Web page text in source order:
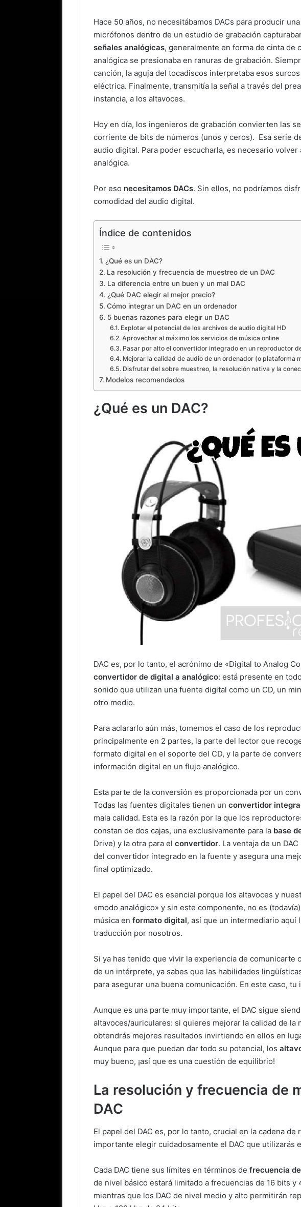
Hace 50 años, no necesitábamos DACs para producir
micrófonos dentro de un estudio de grabación
señales analógicas, generalmente en forma de cinta de
analógica se presionaba en ranuras de grabación.
canción, la aguja del tocadiscos interpretaba esos
eléctrica. Finalmente, transmitía la señal a través del
instancia, a los altavoces.
Hoy en día, los ingenieros de grabación convierten las
corriente de bits de números (unos y ceros). Esa serie
audio digital. Para poder escucharla, es necesario
analógica.
Por eso necesitamos DACs. Sin ellos, no podríamos
comodidad del audio digital.
Índice de contenidos
¿Qué es un DAC?
La resolución y frecuencia de muestreo de un DAC
La diferencia entre un buen y un mal DAC
¿Qué DAC elegir al mejor precio?
Cómo integrar un DAC en un ordenador
5 buenas razones para elegir un DAC
Explotar el potencial de los archivos de audio digital HD
Aprovechar al máximo los servicios de música online
Pasar por alto el convertidor integrado en un reproductor
Mejorar la calidad de audio de un ordenador (o plataforma
Disfrutar del sobre muestreo, la resolución nativa y la
Modelos recomendados
¿Qué es un DAC?
DAC es, por lo tanto, el acrónimo de «Digital to Analog
convertidor de digital a analógico: está presente en
sonido que utilizan una fuente digital como un CD, un
otro medio.
Para aclararlo aún más, tomemos el caso de los
principalmente en 2 partes, la parte del lector que
formato digital en el soporte del CD, y la parte de
información digital en un flujo analógico.
Esta parte de la conversión es proporcionada por un
Todas las fuentes digitales tienen un convertidor
mala calidad. Esta es la razón por la que los
constan de dos cajas, una exclusivamente para la base
Drive) y la otra para el convertidor. La ventaja de un
del convertidor integrado en la fuente y asegura una
final optimizado.
El papel del DAC es esencial porque los altavoces y
«modo analógico» y sin este componente, no es
música en formato digital, así que un intermediario aquí
traducción por nosotros.
Si ya has tenido que vivir la experiencia de comunicarte
de un intérprete, ya sabes que las habilidades
para asegurar una buena comunicación. En este caso,
Aunque es una parte muy importante, el DAC sigue
altavoces/auriculares: si quieres mejorar la calidad de la
obtendrás mejores resultados invirtiendo en ellos en
Aunque para que puedan dar todo su potencial, los
muy bueno, ¡así que es una cuestión de equilibrio!
La resolución y frecuencia de
DAC
El papel del DAC es, por lo tanto, crucial en la cadena
importante elegir cuidadosamente el DAC que utilizarás
Cada DAC tiene sus límites en términos de frecuencia
de nivel básico estará limitado a frecuencias de 16 bits y
mientras que los DAC de nivel medio y alto permitirán